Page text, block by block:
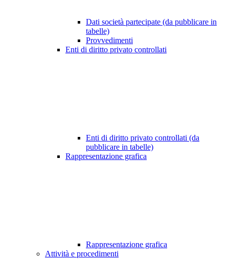
Dati società partecipate (da pubblicare in
tabelle)
Provvedimenti
Enti di diritto privato controllati
Enti di diritto privato controllati (da
pubblicare in tabelle)
Rappresentazione grafica
Rappresentazione grafica
Attività e procedimenti